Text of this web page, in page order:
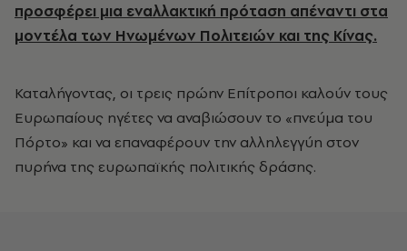
προσφέρει μια εναλλακτική πρόταση απέναντι στα
μοντέλα των Ηνωμένων Πολιτειών και της Κίνας.
Καταλήγοντας, οι τρεις πρώην Επίτροποι καλούν τους
Ευρωπαίους ηγέτες να αναβιώσουν το «πνεύμα του
Πόρτο» και να επαναφέρουν την αλληλεγγύη στον
πυρήνα της ευρωπαϊκής πολιτικής δράσης.